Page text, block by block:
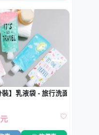
光眼罩
裝】乳液袋 - 旅行洗面乳沐浴收納